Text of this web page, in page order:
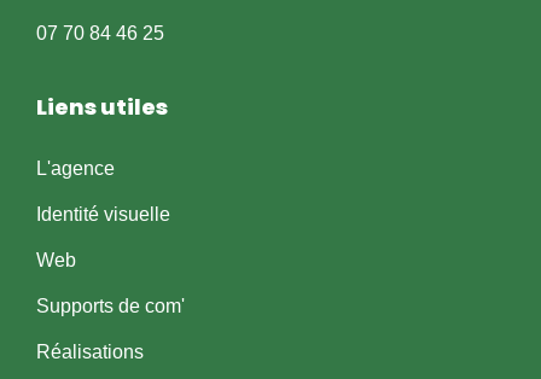
07 70 84 46 25
Liens utiles
L'agence
Identité visuelle
Web
Supports de com'
Réalisations